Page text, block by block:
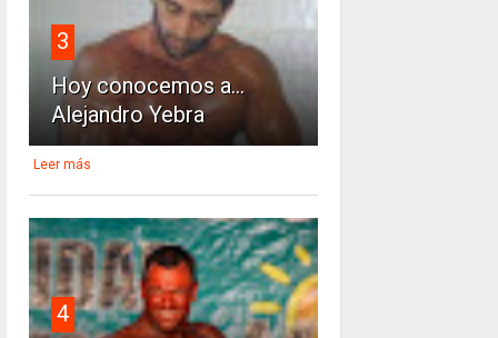
3
Hoy conocemos a...
Alejandro Yebra
Leer más
4